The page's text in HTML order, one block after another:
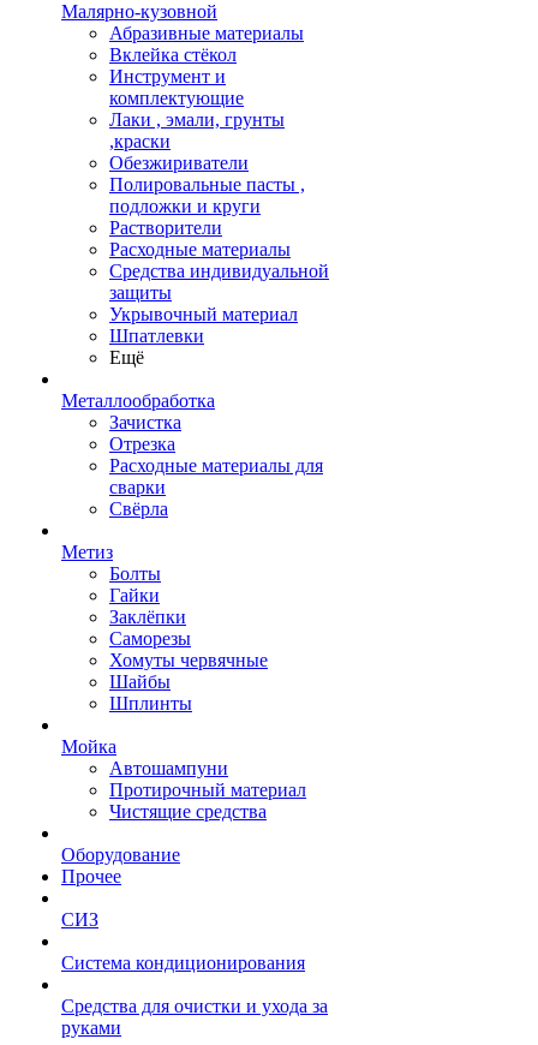
Малярно-кузовной
Абразивные материалы
Вклейка стёкол
Инструмент и
комплектующие
Лаки , эмали, грунты
,краски
Обезжириватели
Полировальные пасты ,
подложки и круги
Растворители
Расходные материалы
Средства индивидуальной
защиты
Укрывочный материал
Шпатлевки
Ещё
Металлообработка
Зачистка
Отрезка
Расходные материалы для
сварки
Свёрла
Метиз
Болты
Гайки
Заклёпки
Саморезы
Хомуты червячные
Шайбы
Шплинты
Мойка
Автошампуни
Протирочный материал
Чистящие средства
Оборудование
Прочее
СИЗ
Система кондиционирования
Средства для очистки и ухода за
руками